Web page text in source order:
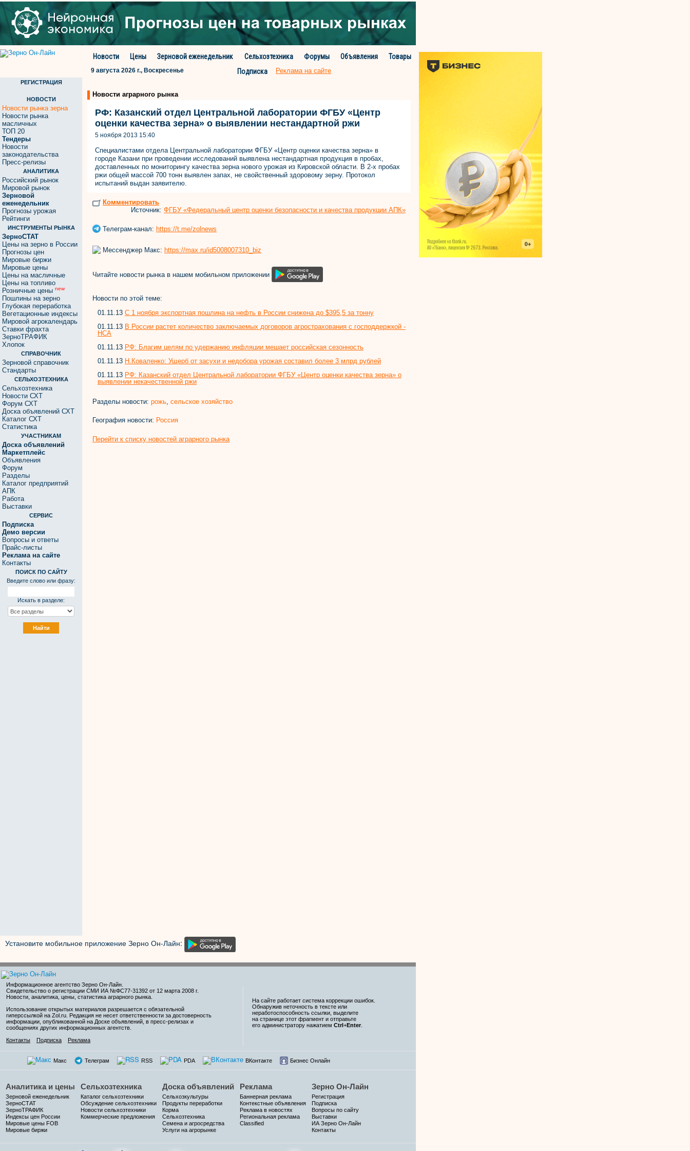
Новости Цены Зерновой еженедельник Сельхозтехника Форумы Объявления
Товары
Подписка
9 августа 2026 г., Воскресенье Реклама на сайте
РЕГИСТРАЦИЯ
НОВОСТИ
Новости рынка зерна
Новости рынка
масличных
ТОП 20
Тендеры
Новости
законодательства
Пресс-релизы
АНАЛИТИКА
Российский рынок
Мировой рынок
Зерновой
еженедельник
Прогнозы урожая
Рейтинги
ИНСТРУМЕНТЫ РЫНКА
ЗерноСТАТ
Цены на зерно в России
Прогнозы цен
Мировые биржи
Мировые цены
Цены на масличные
Цены на топливо
Розничные цены new
Пошлины на зерно
Глубокая переработка
Вегетационные индексы
Мировой агрокалендарь
Ставки фрахта
ЗерноТРАФИК
Хлопок
СПРАВОЧНИК
Зерновой справочник
Стандарты
СЕЛЬХОЗТЕХНИКА
Сельхозтехника
Новости СХТ
Форум СХТ
Доска объявлений СХТ
Каталог СХТ
Статистика
УЧАСТНИКАМ
Доска объявлений
Маркетплейс
Объявления
Форум
Разделы
Каталог предприятий
АПК
Работа
Выставки
СЕРВИС
Подписка
Демо версии
Вопросы и ответы
Прайс-листы
Реклама на сайте
Контакты
ПОИСК ПО САЙТУ
Введите слово или фразу:
Искать в разделе:
Новости аграрного рынка
РФ: Казанский отдел Центральной лаборатории ФГБУ «Центр
оценки качества зерна» о выявлении нестандартной ржи
5 ноября 2013 15:40
Специалистами отдела Центральной лаборатории ФГБУ «Центр оценки качества зерна» в
городе Казани при проведении исследований выявлена нестандартная продукция в пробах,
доставленных по мониторингу качества зерна нового урожая из Кировской области. В 2-х пробах
ржи общей массой 700 тонн выявлен запах, не свойственный здоровому зерну. Протокол
испытаний выдан заявителю.
Комментировать
Источник: ФГБУ «Федеральный центр оценки безопасности и качества продукции АПК»
Телеграм-канал: https://t.me/zolnews
Мессенджер Макс: https://max.ru/id5008007310_biz
Читайте новости рынка в нашем мобильном приложении
Новости по этой теме:
01.11.13 С 1 ноября экспортная пошлина на нефть в России снижена до $395,5 за тонну
01.11.13 В России растет количество заключаемых договоров агрострахования с господдержкой -
НСА
01.11.13 РФ: Благим целям по удержанию инфляции мешает российская сезонность
01.11.13 Н.Коваленко: Ущерб от засухи и недобора урожая составил более 3 млрд рублей
01.11.13 РФ: Казанский отдел Центральной лаборатории ФГБУ «Центр оценки качества зерна» о
выявлении некачественной ржи
Разделы новости: рожь сельское хозяйство
География новости: Россия
Перейти к списку новостей аграрного рынка
Установите мобильное приложение Зерно Он-Лайн:
Информационное агентство Зерно Он-Лайн
Свидетельство о регистрации СМИ ИА №ФС77-31392 от 12 марта 2008 г.
Новости, аналитика, цены, статистика аграрного рынка.
Использование открытых материалов разрешается с обязательной
гиперссылкой на Zol.ru. Редакция не несет ответственности за достоверность
информации, опубликованной на Доске объявлений, в пресс-релизах и
сообщениях других информационных агентств.
Контакты
Подписка Реклама
На сайте работает система коррекции ошибок.
Обнаружив неточность в тексте или
неработоспособность ссылки, выделите
на странице этот фрагмент и отправьте
его администратору нажатием Ctrl+Enter
Макс Телеграм RSS PDA ВКонтакте Бизнес Онлайн
Аналитика и цены
Зерновой еженедельник
ЗерноСТАТ
ЗерноТРАФИК
Индексы цен России
Мировые цены FOB
Мировые биржи
Сельхозтехника
Каталог сельхозтехники
Обсуждение сельхозтехники
Новости сельхозтехники
Коммерческие предложения
Доска объявлений
Сельхозкультуры
Продукты переработки
Корма
Сельхозтехника
Семена и агросредства
Услуги на агрорынке
Реклама
Баннерная реклама
Контекстные объявления
Реклама в новостях
Региональная реклама
Classified
Зерно Он-Лайн
Регистрация
Подписка
Вопросы по сайту
Выставки
ИА Зерно Он-Лайн
Контакты